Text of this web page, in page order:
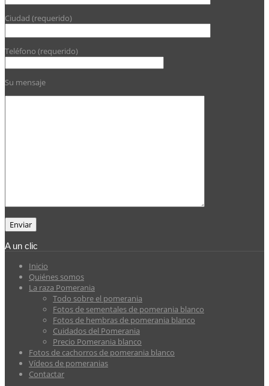
Ciudad (requerido)
Teléfono (requerido)
Su mensaje
A un clic
Inicio
Quiénes somos
La raza Pomerania
Todo sobre el pomerania
Fotos de sementales de pomerania blanco
Fotos de hembras de pomerania blanco
Cuidados del Pomerania
Precio Pomerania blanco
Fotos de cachorros de pomerania blanco
Vídeos de pomeranias
Contactar